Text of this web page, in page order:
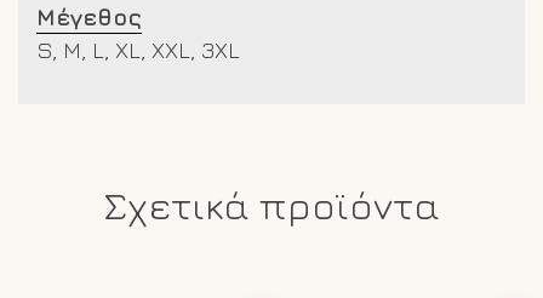
Μέγεθος
S, M, L, XL, XXL, 3XL
Σχετικά προϊόντα